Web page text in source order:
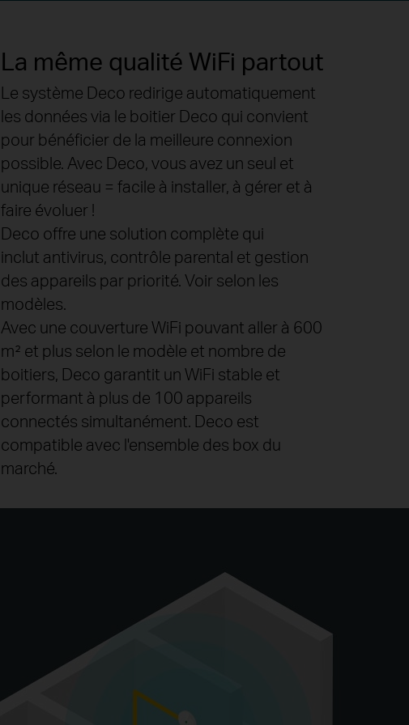
La même qualité WiFi partout
Le système Deco redirige automatiquement
les données via le boitier Deco qui convient
pour bénéficier de la meilleure connexion
possible. Avec Deco, vous avez un seul et
unique réseau = facile à installer, à gérer et à
faire évoluer !
Deco offre une solution complète qui
inclut antivirus, contrôle parental et gestion
des appareils par priorité. Voir selon les
modèles.
Avec une couverture WiFi pouvant aller à 600
m² et plus selon le modèle et nombre de
boitiers, Deco garantit un WiFi stable et
performant à plus de 100 appareils
connectés simultanément. Deco est
compatible avec l'ensemble des box du
marché.